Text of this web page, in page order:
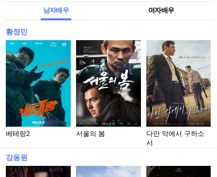
남자배우 여자배우
황정민
베테랑2 서울의 봄
다만 악에서 구하소
서
강동원